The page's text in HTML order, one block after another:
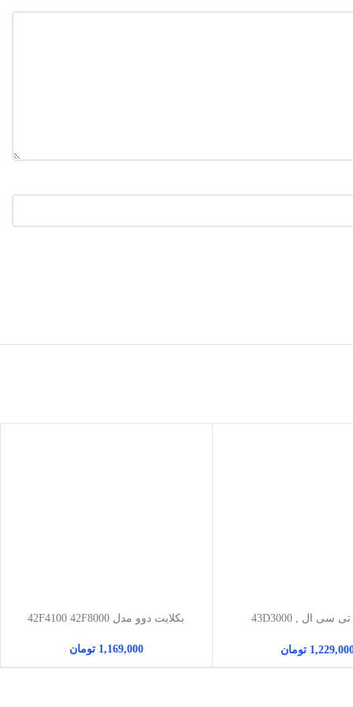
بکلایت تی سی ال 43D3000 ,
تومان
بکلایت دوو مدل 42F4100 42F8000
1,169,000 تومان